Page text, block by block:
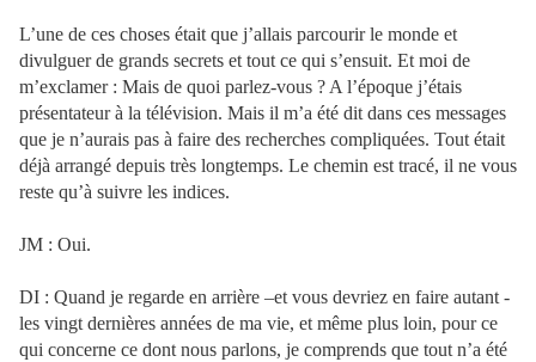
L’une de ces choses était que j’allais parcourir le monde et
divulguer de grands secrets et tout ce qui s’ensuit. Et moi de
m’exclamer : Mais de quoi parlez-vous ? A l’époque j’étais
présentateur à la télévision. Mais il m’a été dit dans ces messages
que je n’aurais pas à faire des recherches compliquées. Tout était
déjà arrangé depuis très longtemps. Le chemin est tracé, il ne vous
reste qu’à suivre les indices.
JM : Oui.
DI : Quand je regarde en arrière –et vous devriez en faire autant -
les vingt dernières années de ma vie, et même plus loin, pour ce
qui concerne ce dont nous parlons, je comprends que tout n’a été